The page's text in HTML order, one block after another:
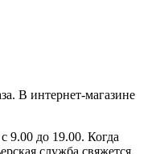
В интернет-магазине
9.00 до 19.00. Когда
служба свяжется